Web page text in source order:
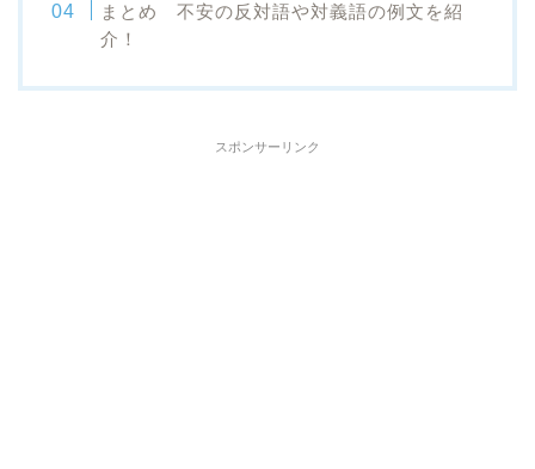
まとめ 不安の反対語や対義語の例文を紹
介！
スポンサーリンク